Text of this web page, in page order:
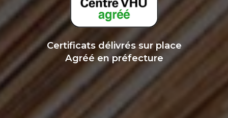
Certificats délivrés sur place
Agréé en préfecture